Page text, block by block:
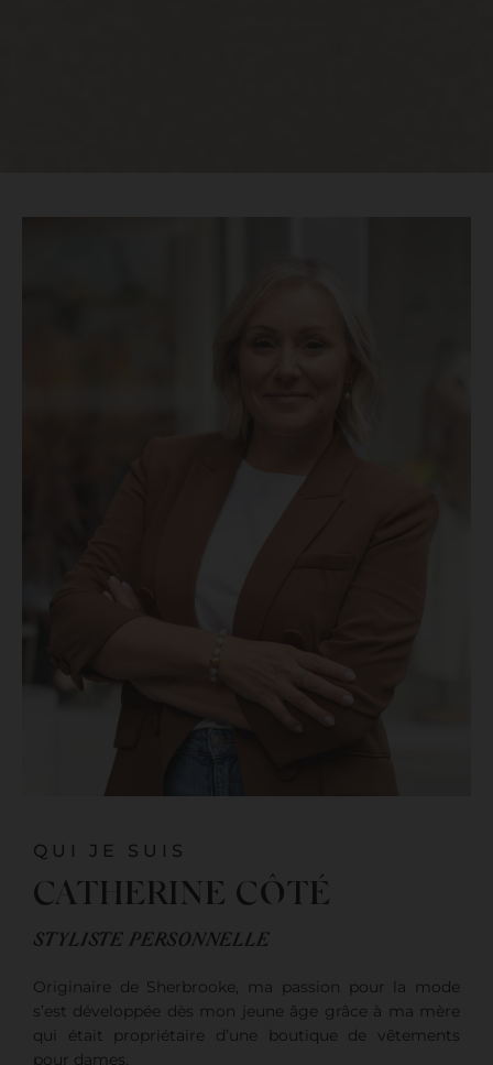
QUI JE SUIS
CATHERINE CÔTÉ
STYLISTE PERSONNELLE
Originaire de Sherbrooke, ma passion pour la mode
s’est développée dès mon jeune âge grâce à ma mère
qui était propriétaire d’une boutique de vêtements
pour dames.